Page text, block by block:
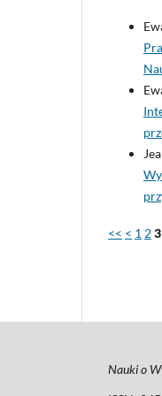
<< < 1 23
Nauki o